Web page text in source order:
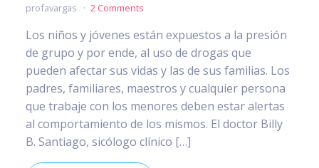
profavargas 2 Comments
Los niños y jóvenes están expuestos a la presión
de grupo y por ende, al uso de drogas que
pueden afectar sus vidas y las de sus familias. Los
padres, familiares, maestros y cualquier persona
que trabaje con los menores deben estar alertas
al comportamiento de los mismos. El doctor Billy
B. Santiago, sicólogo clínico […]